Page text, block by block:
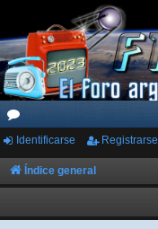
or
os
Identificarse Registrarse
Índice general